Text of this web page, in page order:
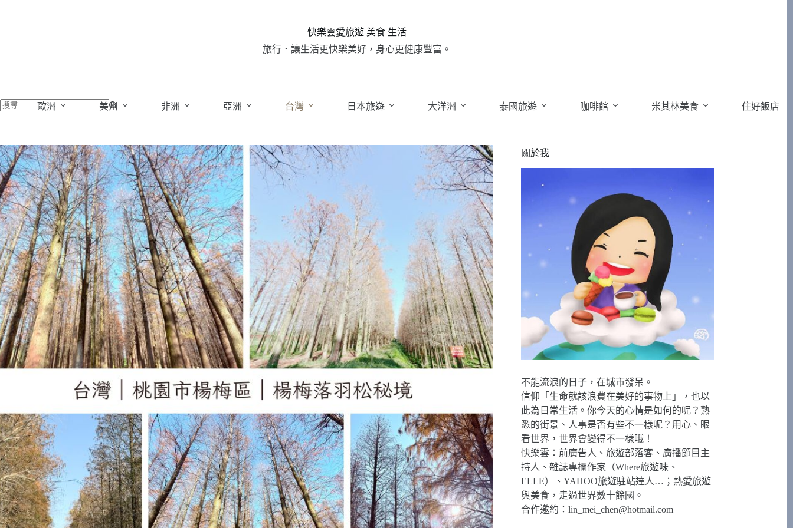
容
快樂雲愛旅遊 美食 生活
旅行．讓生活更快樂美好，身心更健康豐富。
歐洲 美州 非洲 亞洲 台灣 日本旅遊 大洋洲 泰國旅遊 咖啡館 米其林美食 住好飯店
關於我
不能流浪的日子，在城市發呆。
信仰「生命就該浪費在美好的事物上」，也以
此為日常生活。你今天的心情是如何的呢？熟
悉的街景、人事是否有些不一樣呢？用心、眼
看世界，世界會變得不一樣哦！
快樂雲：前廣告人、旅遊部落客、廣播節目主
持人、雜誌專欄作家（Where旅遊味、
ELLE）、YAHOO旅遊駐站達人…；熱愛旅遊
與美食，走過世界數十餘國。
合作邀約：lin_mei_chen@hotmail.com